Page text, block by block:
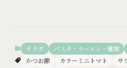
サラダ
パスタ・ラーメン・麺類
かつお節
カラーミニトマト
サ